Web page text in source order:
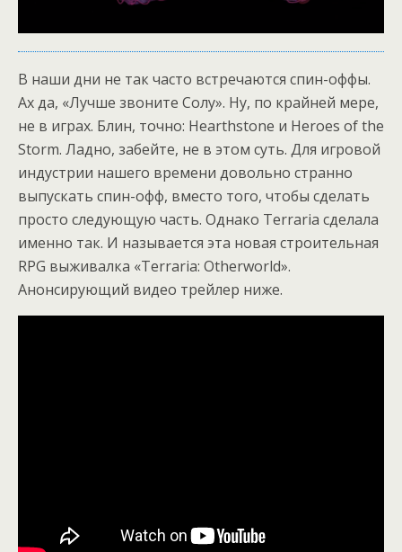
В наши дни не так часто встречаются спин-оффы.
Ах да, «Лучше звоните Солу». Ну, по крайней мере,
не в играх. Блин, точно: Hearthstone и Heroes of the
Storm. Ладно, забейте, не в этом суть. Для игровой
индустрии нашего времени довольно странно
выпускать спин-офф, вместо того, чтобы сделать
просто следующую часть. Однако Terraria сделала
именно так. И называется эта новая строительная
RPG выживалка «Terraria: Otherworld».
Анонсирующий видео трейлер ниже.